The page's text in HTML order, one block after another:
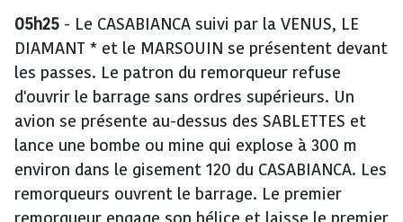
05h25 - Le CASABIANCA suivi par la VENUS, LE
DIAMANT * et le MARSOUIN se présentent devant
les passes. Le patron du remorqueur refuse
d'ouvrir le barrage sans ordres supérieurs. Un
avion se présente au-dessus des SABLETTES et
lance une bombe ou mine qui explose à 300 m
environ dans le gisement 120 du CASABIANCA. Les
remorqueurs ouvrent le barrage. Le premier